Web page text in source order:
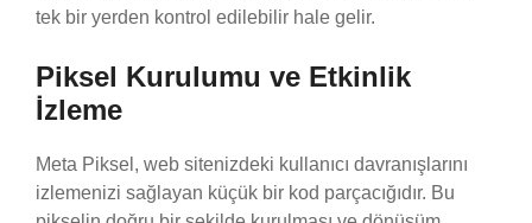
tek bir yerden kontrol edilebilir hale gelir.
Piksel Kurulumu ve Etkinlik
İzleme
Meta Piksel, web sitenizdeki kullanıcı davranışlarını
izlemenizi sağlayan küçük bir kod parçacığıdır. Bu